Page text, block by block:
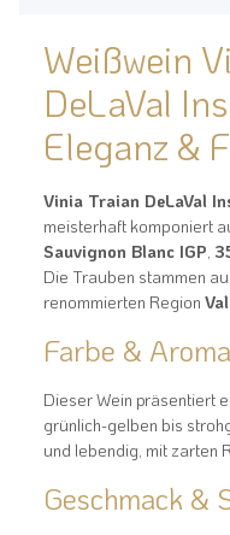
Weißwein
DeLaVal
Eleganz &
Vinia Traian DeLaVal
meisterhaft komponiert
Sauvignon Blanc IGP
Die Trauben stammen
renommierten Region
Farbe & Aroma
Dieser Wein präsentiert
grünlich-gelben bis
und lebendig , mit zarten
Geschmack &